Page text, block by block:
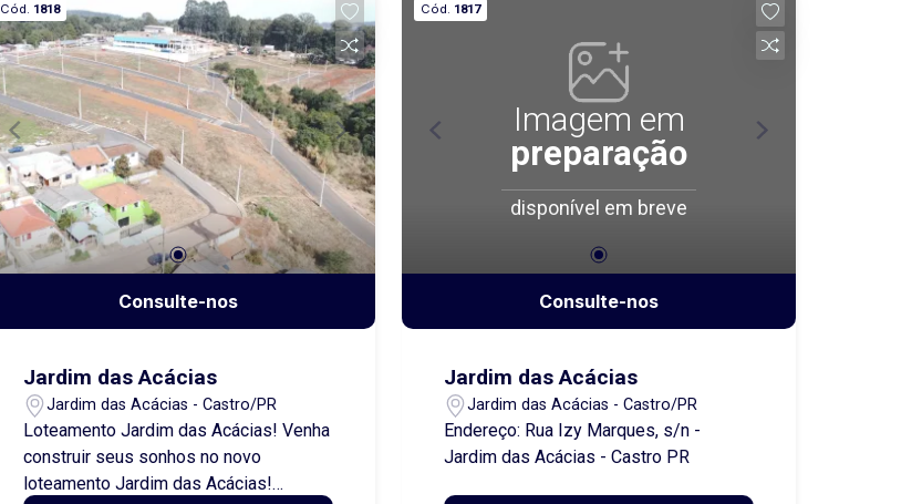
empreendimento planejado, com
infraestrutura completa e uma estrutura
pensada para o seu conforto e bem-
estar. Entre em contato e saiba mais!
Cód. 1818
Consulte-nos
Jardim das Acácias
Jardim das Acácias - Castro/PR
Loteamento Jardim das Acácias! Venha
construir seus sonhos no novo
loteamento Jardim das Acácias!
Cód. 1817
Imagem em
preparação
disponível em breve
Consulte-nos
Jardim das Acácias
Jardim das Acácias - Castro/PR
Endereço: Rua Izy Marques, s/n -
Jardim das Acácias - Castro PR